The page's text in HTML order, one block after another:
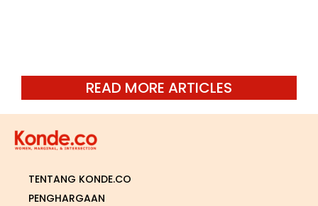
READ MORE ARTICLES
TENTANG KONDE.CO
PENGHARGAAN